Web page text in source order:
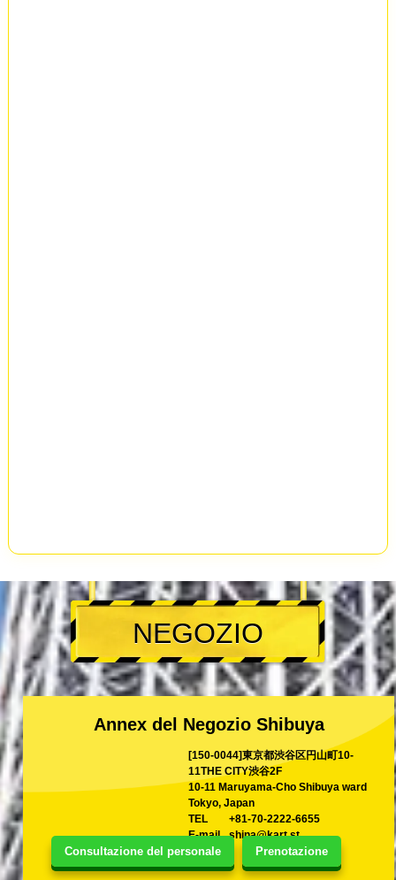
Consultazione del personale Prenotazione
NEGOZIO
Annex del Negozio Shibuya
[150-0044]東京都渋谷区円山町10-
11THE CITY渋谷2F
10-11 Maruyama-Cho Shibuya ward
Tokyo, Japan
TEL
+81-70-2222-6655
E-mail
shina@kart.st